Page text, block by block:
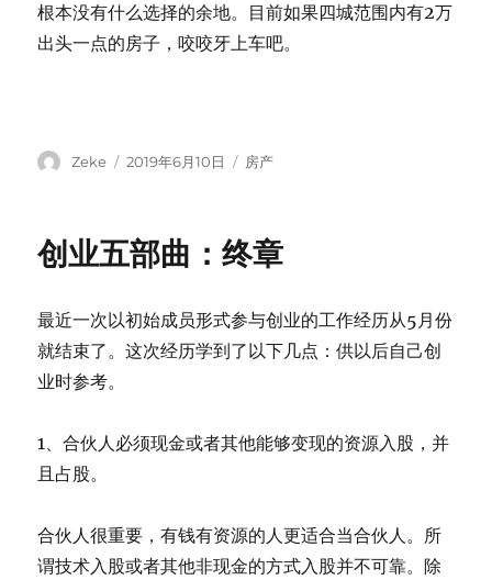
根本没有什么选择的余地。目前如果四城范围内有2万
出头一点的房子，咬咬牙上车吧。
Author
Zeke
Posted
2019年6月10日 Categories
房产
创业五部曲：终章
最近一次以初始成员形式参与创业的工作经历从5月份
就结束了。这次经历学到了以下几点：供以后自己创
业时参考。
1、合伙人必须现金或者其他能够变现的资源入股，并
且占股。
合伙人很重要，有钱有资源的人更适合当合伙人。所
谓技术入股或者其他非现金的方式入股并不可靠。除